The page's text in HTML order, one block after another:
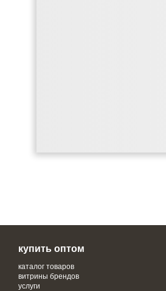
купить оптом
каталог товаров
витрины брендов
услуги